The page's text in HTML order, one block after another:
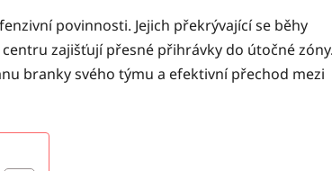
povinnosti. Jejich překrývající se běhy
zajišťují přesné přihrávky do útočné
branky svého týmu a efektivní přechod mezi